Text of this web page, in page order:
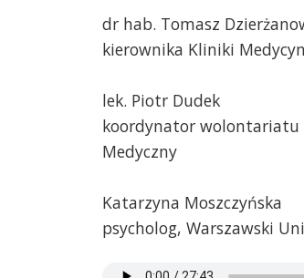
dr hab. Tomasz
kierownika Kliniki
lek. Piotr Dudek
koordynator wolontariatu
Medyczny
Katarzyna Moszczyńska
psycholog, Warszawski